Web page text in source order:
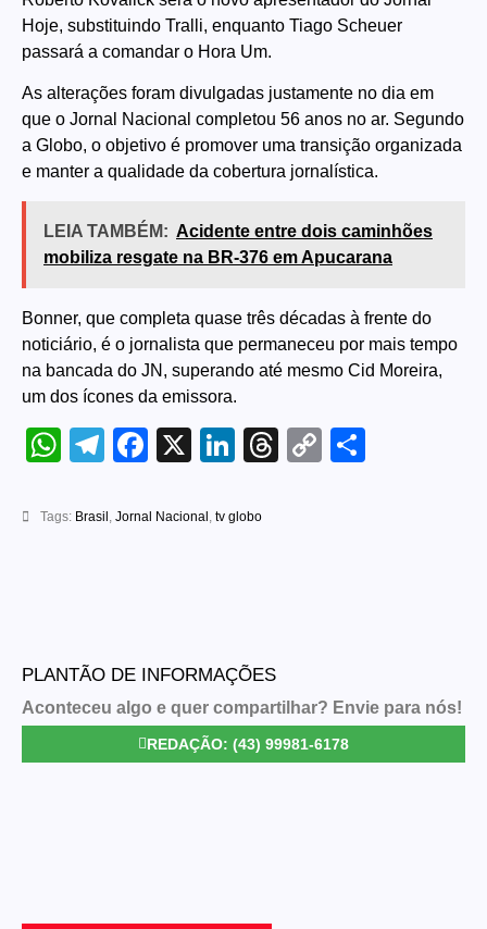
Hoje, substituindo Tralli, enquanto Tiago Scheuer
passará a comandar o Hora Um.
As alterações foram divulgadas justamente no dia em
que o Jornal Nacional completou 56 anos no ar. Segundo
a Globo, o objetivo é promover uma transição organizada
e manter a qualidade da cobertura jornalística.
LEIA TAMBÉM: Acidente entre dois caminhões
mobiliza resgate na BR-376 em Apucarana
Bonner, que completa quase três décadas à frente do
noticiário, é o jornalista que permaneceu por mais tempo
na bancada do JN, superando até mesmo Cid Moreira,
um dos ícones da emissora.
WhatsApp
Telegram
Facebook
X LinkedIn
Threads
Copy
Tags: Brasil Jornal Nacional tv globo
PLANTÃO DE INFORMAÇÕES
Aconteceu algo e quer compartilhar? Envie para nós!
REDAÇÃO: (43) 99981-6178